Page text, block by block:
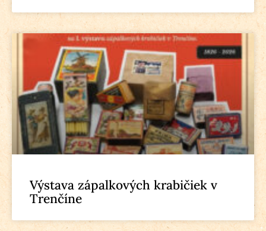
Výstava zápalkových krabičiek v
Trenčíne